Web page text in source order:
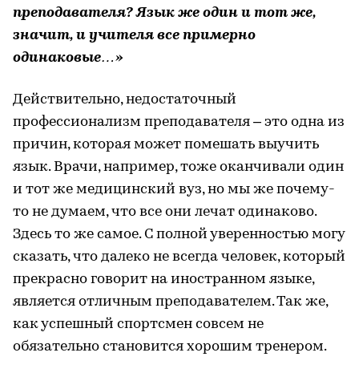
преподавателя? Язык же один и тот же,
значит, и учителя все примерно
одинаковые…»
Действительно, недостаточный
профессионализм преподавателя – это одна из
причин, которая может помешать выучить
язык. Врачи, например, тоже оканчивали один
и тот же медицинский вуз, но мы же почему-
то не думаем, что все они лечат одинаково.
Здесь то же самое. С полной уверенностью могу
сказать, что далеко не всегда человек, который
прекрасно говорит на иностранном языке,
является отличным преподавателем. Так же,
как успешный спортсмен совсем не
обязательно становится хорошим тренером.